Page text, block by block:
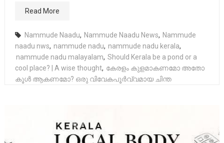
Read More
Nammude Naadu, Nammude Naadu News, Nammude
naadu nws, nammude nadu, nammude nadu kerala,
nammude nadu malayalam, Should Kerala be a pond or a
cool place? | A wise thought, കേരളം കുളമാകണമോ അതോ
കൂൾ ആകണമോ? ഒരു വിവേകപൂർവ്വമായ ചിന്ത